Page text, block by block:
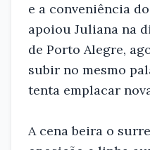
e a conveniência
apoiou Juliana na
de Porto Alegre,
subir no mesmo
tenta emplacar
A cena beira o